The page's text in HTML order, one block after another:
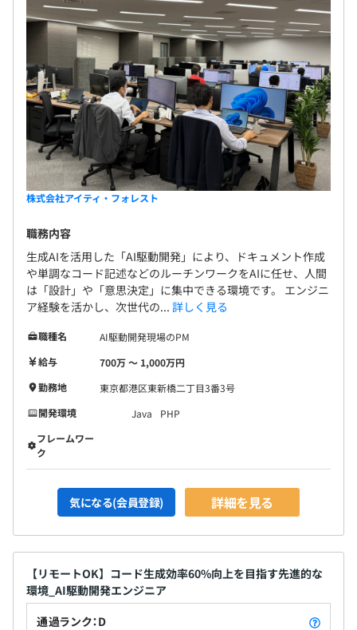
オブジェクト指向、ウォーターフォール、アジャイル
【開発環境（一部）】
・言語：Java、PHP、C、Python、Angular、React、
Vue.js、Scala、JavaScriptなど
Struts
・データベース：Marklogic、Oracle、Postgres、MySQL
・ソースコード管理：Git、Subversion
・情報共有ツール：Skype、Hangouts、Slack、
Chatwork、Chatter
技術者数 108名（2022年03月）
株式会社アイティ・フォレスト
職務内容
生成AIを活用した「AI駆動開発」により、ドキュメント作成
や単調なコード記述などのルーチンワークをAIに任せ、人間
は「設計」や「意思決定」に集中できる環境です。 エンジニ
ア経験を活かし、次世代の... 詳しく見る
職種名
AI駆動開発現場のPM
給与
700万 〜 1,000万円
勤務地
東京都港区東新橋二丁目3番3号
開発環境
Java
PHP
フレームワー
ク
気になる(会員登録) 詳細を見る
【リモートOK】コード生成効率60%向上を目指す先進的な
環境_AI駆動開発エンジニア
通過ランク：D